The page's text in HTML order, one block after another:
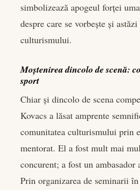
simbolizează apogeul forței
despre care se vorbește și
culturismului.
Moștenirea dincolo de scenă:
sport
Chiar și dincolo de scena
Kovacs a lăsat amprente
comunitatea culturismului prin
mentorat. El a fost mult mai
concurent; a fost un ambasador
Prin organizarea de seminarii